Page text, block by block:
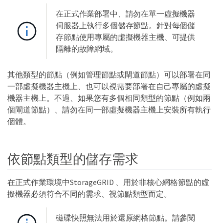
在正式作業部署中、請勿在單一虛擬機器
伺服器上執行多個儲存節點。針對每個儲
存節點使用專屬的虛擬機器主機、可提供
隔離的故障網域。
其他類型的節點（例如管理節點或閘道節點）可以部署在同
一部虛擬機器主機上、也可以視需要部署在自己專屬的虛擬
機器主機上。不過、如果您有多個相同類型的節點（例如兩
個閘道節點）、請勿在同一部虛擬機器主機上安裝所有執行
個體。
依節點類型的儲存需求
在正式作業環境中StorageGRID 、用於非核心網格節點的虛
擬機器必須符合不同的需求、視節點類型而定。
磁碟快照無法用於還原網格節點。請參閱